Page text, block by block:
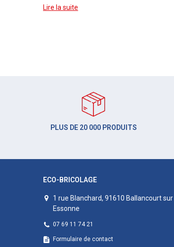
Lire la suite
PLUS DE 20 000 PRODUITS
ECO-BRICOLAGE
1 rue Blanchard, 91610 Ballancourt sur
Essonne
07 69 11 74 21
Formulaire de contact